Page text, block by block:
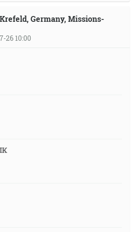
Germany, Missions-
26 10:00